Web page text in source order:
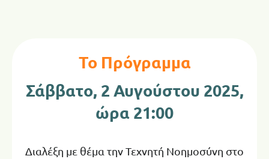
Το Πρόγραμμα
Σάββατο, 2 Αυγούστου 2025,
ώρα 21:00
Διαλέξη με θέμα την Τεχνητή Νοημοσύνη στο